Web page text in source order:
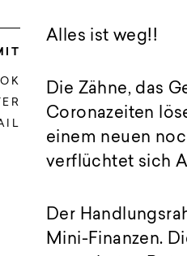
Alles ist weg!!
Die Zähne, das
Coronazeiten
einem neuen
verflüchtet sich
Der
Mini-Finanzen.